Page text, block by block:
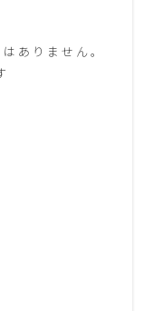
ありません。